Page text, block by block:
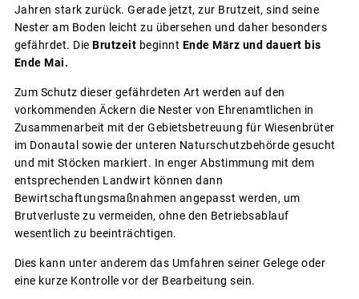
Jahren stark zurück. Gerade jetzt, zur Brutzeit, sind seine
Nester am Boden leicht zu übersehen und daher besonders
gefährdet. Die Brutzeit beginnt Ende März und dauert bis
Ende Mai.
Zum Schutz dieser gefährdeten Art werden auf den
vorkommenden Äckern die Nester von Ehrenamtlichen in
Zusammenarbeit mit der Gebietsbetreuung für Wiesenbrüter
im Donautal sowie der unteren Naturschutzbehörde gesucht
und mit Stöcken markiert. In enger Abstimmung mit dem
entsprechenden Landwirt können dann
Bewirtschaftungsmaßnahmen angepasst werden, um
Brutverluste zu vermeiden, ohne den Betriebsablauf
wesentlich zu beeinträchtigen.
Dies kann unter anderem das Umfahren seiner Gelege oder
eine kurze Kontrolle vor der Bearbeitung sein.